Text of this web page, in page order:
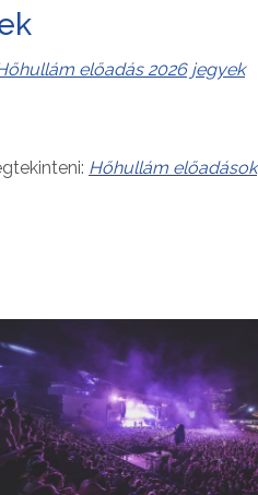
előadás 2026 jegyek
Hőhullám előadások